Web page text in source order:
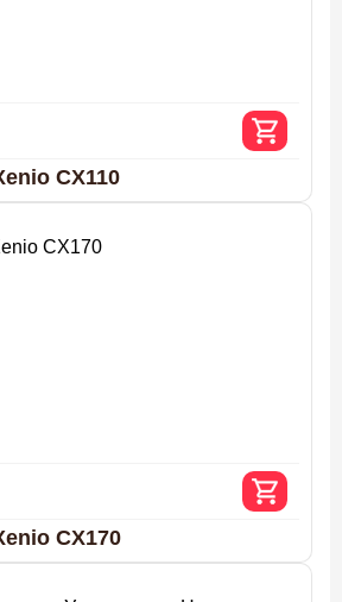
CX110
CX170